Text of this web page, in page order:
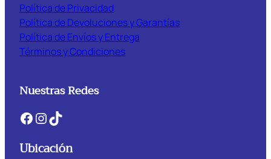
Política de Privacidad
Política de Devoluciones y Garantías
Política de Envíos y Entrega
Términos y Condiciones
Nuestras Redes
Facebook InstagramTikTok
Ubicación